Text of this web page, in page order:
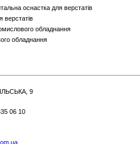
оснастка для верстатів
верстатів
обладнання
обладнання
9
06 10